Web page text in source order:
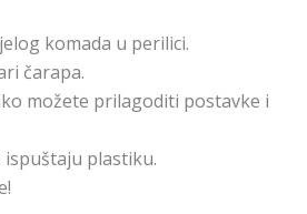
komada u perilici.
čarapa.
možete prilagoditi postavke i
plastiku.